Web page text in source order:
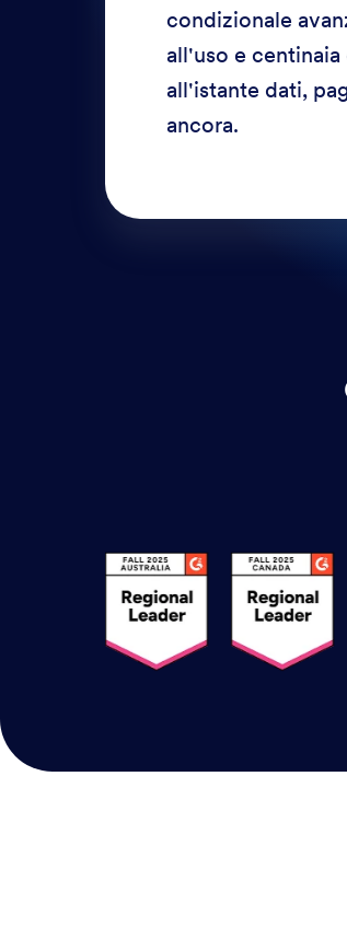
condizionale
all'uso e
all'istante dati,
ancora.